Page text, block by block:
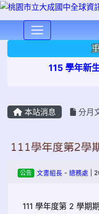
115 學年新
本站消息 分月
111學年度第2學
公告 文書組長- 總務處 |
111 學年度第 2 學期